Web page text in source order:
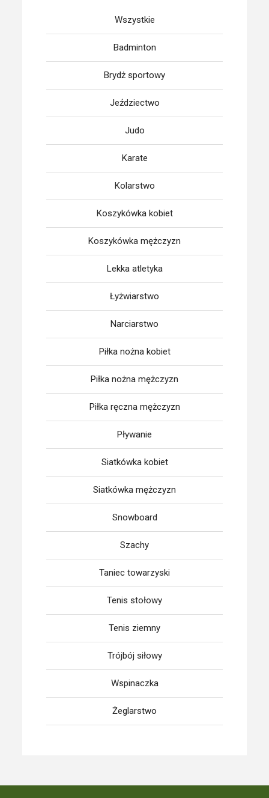
Wszystkie
Badminton
Brydż sportowy
Jeździectwo
Judo
Karate
Kolarstwo
Koszykówka kobiet
Koszykówka mężczyzn
Lekka atletyka
Łyżwiarstwo
Narciarstwo
Piłka nożna kobiet
Piłka nożna mężczyzn
Piłka ręczna mężczyzn
Pływanie
Siatkówka kobiet
Siatkówka mężczyzn
Snowboard
Szachy
Taniec towarzyski
Tenis stołowy
Tenis ziemny
Trójbój siłowy
Wspinaczka
Żeglarstwo